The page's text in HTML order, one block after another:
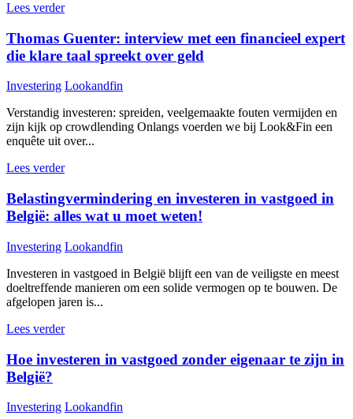
Lees verder
Thomas Guenter: interview met een financieel expert
die klare taal spreekt over geld
Investering Lookandfin
Verstandig investeren: spreiden, veelgemaakte fouten vermijden en
zijn kijk op crowdlending Onlangs voerden we bij Look&Fin een
enquête uit over...
Lees verder
Belastingvermindering en investeren in vastgoed in
België: alles wat u moet weten!
Investering Lookandfin
Investeren in vastgoed in België blijft een van de veiligste en meest
doeltreffende manieren om een solide vermogen op te bouwen. De
afgelopen jaren is...
Lees verder
Hoe investeren in vastgoed zonder eigenaar te zijn in
België?
Investering Lookandfin